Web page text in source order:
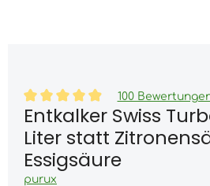
Durchschnittliche Bewertung
100
Entkalker Swiss
Liter statt
Essigsäure
purux